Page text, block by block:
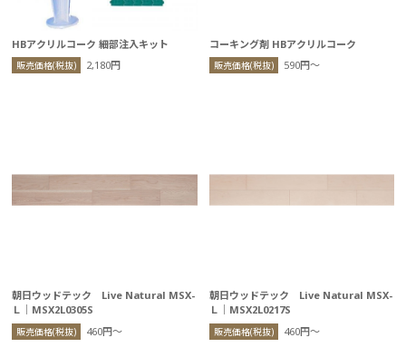
HBアクリルコーク 細部注入キット
販売価格(税抜) 2,180円
コーキング剤 HBアクリルコーク
販売価格(税抜) 590円〜
朝日ウッドテック Live Natural MSX-
Ｌ｜MSX2L0305S
販売価格(税抜) 460円〜
朝日ウッドテック Live Natural MSX-
Ｌ｜MSX2L0217S
販売価格(税抜) 460円〜